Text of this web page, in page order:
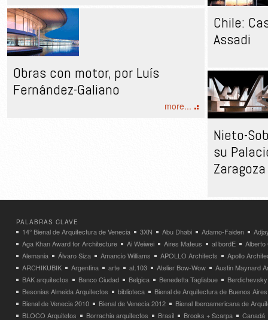
Chile:
Assadi
Obras con motor, por Luís
Fernández-Galiano
more...
Nieto-
su
PALABRAS CLAVE
14° Bienal de Arquitectura de Venecia 3XN Abu Dhabi Adamo-Faiden
Aga Khan Award for Architecture
Ai Weiwei Aires Mateus al bordE
Alberto
Alemania
Álvaro Siza Amancio Williams APOLLO Architects
Apollo
ARCHIKUBIK
Argentina arte at.103 Atelier Bow-Wow
Austin Maynard
BAK arquitectos
Banco Ciudad Belgica Benedetta Tagliabue
Besonias Almeida Arquitectos
biblioteca
Bienal de Arquitectura de Buenos Aires
Bienal de Venecia 2010
Bienal de Venecia 2012
Bienal Iberoamericana de
BLOCO Arquitetos
Borrachia arquitectos Brasil Brooks + Scarpa
Canadá